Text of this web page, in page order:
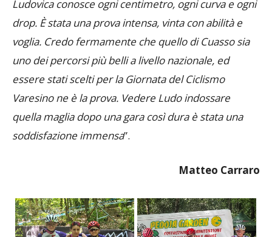
Cuasso è sempre speciale, è la nostra gara di casa.
Ludovica conosce ogni centimetro, ogni curva e ogni
drop. È stata una prova intensa, vinta con abilità e
voglia. Credo fermamente che quello di Cuasso sia
uno dei percorsi più belli a livello nazionale, ed
essere stati scelti per la Giornata del Ciclismo
Varesino ne è la prova. Vedere Ludo indossare
quella maglia dopo una gara così dura è stata una